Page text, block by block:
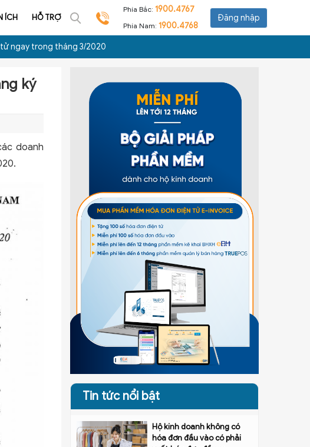
ÍCH HỖ TRỢ
Phía Bắc: 1900.4767
Phía Nam: 1900.4768
Đăng nhập
ngay trong tháng 3/2020
ký
doanh
Tin tức nổi bật
Hộ kinh doanh không có
hóa đơn đầu vào có phải